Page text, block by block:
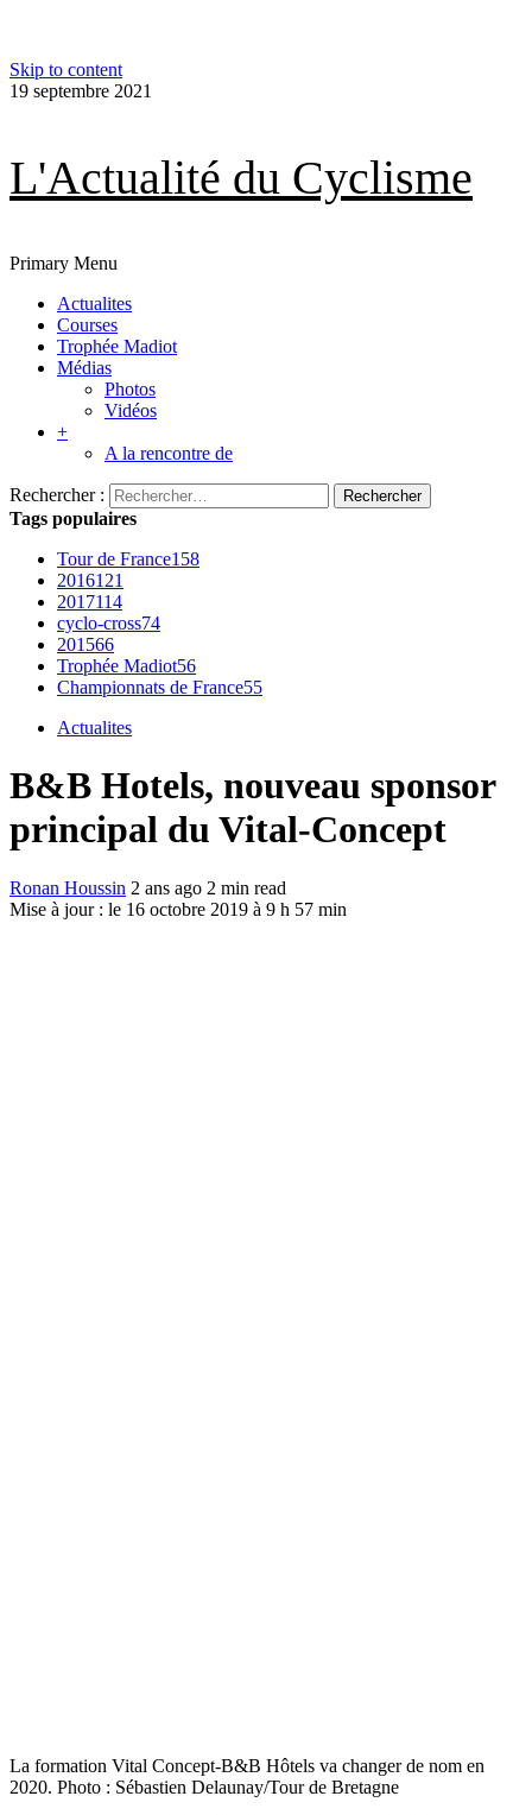
Skip to content
19 septembre 2021
L'Actualité du Cyclisme
Primary Menu
Actualites
Courses
Trophée Madiot
Médias
Photos
Vidéos
+
A la rencontre de
Rechercher :
Tags populaires
Tour de France158
2016121
2017114
cyclo-cross74
201566
Trophée Madiot56
Championnats de France55
Actualites
B&B Hotels, nouveau sponsor
principal du Vital-Concept
Ronan Houssin 2 ans ago 2 min read
Mise à jour : le 16 octobre 2019 à 9 h 57 min
La formation Vital Concept-B&B Hôtels va changer de nom en
2020. Photo : Sébastien Delaunay/Tour de Bretagne